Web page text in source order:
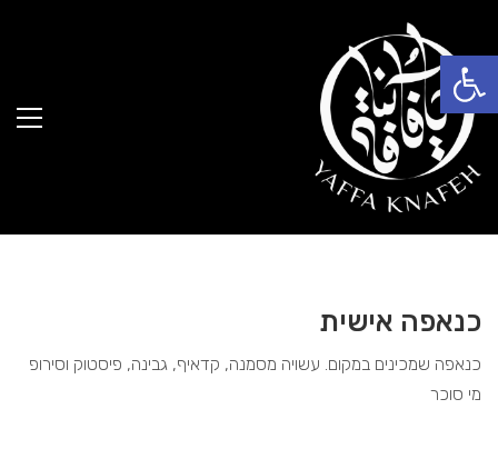
פתח סרגל נגישות
כנאפה אישית
כנאפה שמכינים במקום. עשויה מסמנה, קדאיף, גבינה, פיסטוק וסירופ
מי סוכר